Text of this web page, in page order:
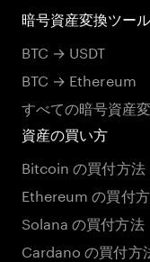
暗号資産変換ツール
BTC → USDT
BTC → Ethereum
すべての暗号資産
資産の買い方
Bitcoin の買付方法
Ethereum の買付
Solana の買付方法
Cardano の買付方